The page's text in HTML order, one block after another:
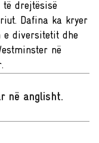
drejtësisë
Dafina ka kryer
diversitetit dhe
në
në anglisht.